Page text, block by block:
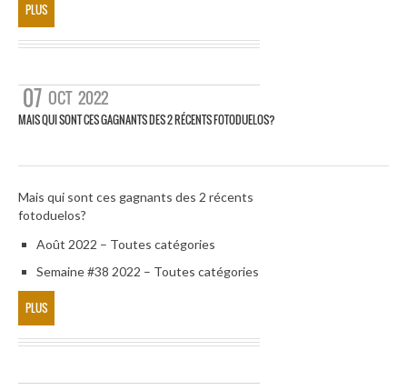
PLUS
07 OCT 2022
MAIS QUI SONT CES GAGNANTS DES 2 RÉCENTS FOTODUELOS?
Mais qui sont ces gagnants des 2 récents
fotoduelos?
Août 2022 – Toutes catégories
Semaine #38 2022 – Toutes catégories
PLUS